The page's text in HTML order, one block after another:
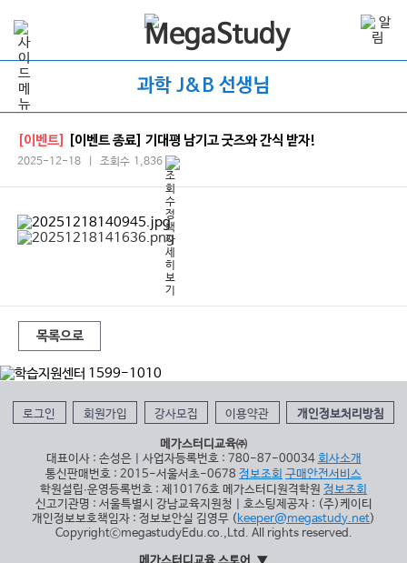
과학 J&B 선생님
[이벤트] [이벤트 종료] 기대평 남기고 굿즈와 간식 받자!
2025-12-18 | 조회수 1,836
목록으로
로그인 회원가입 강사모집 이용약관 개인정보처리방침
메가스터디교육㈜
대표이사 : 손성은 | 사업자등록번호 : 780-87-00034 회사소개
통신판매번호 : 2015-서울서초-0678 정보조회 구매안전서비스
학원설립∙운영등록번호 : 제10176호 메가스터디원격학원 정보조회
신고기관명 : 서울특별시 강남교육지원청 | 호스팅제공자 : (주)케이티
개인정보보호책임자 : 정보보안실 김영무 (keeper@megastudy.net)
CopyrightⓒmegastudyEdu.co.,Ltd. All rights reserved.